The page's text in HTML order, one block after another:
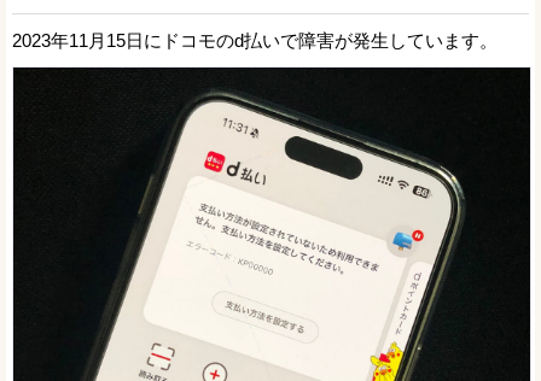
2023年11月15日にドコモのd払いで障害が発生しています。